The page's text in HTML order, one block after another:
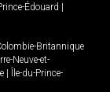
Édouard
Britannique
Neuve-et-
Île-du-Prince-